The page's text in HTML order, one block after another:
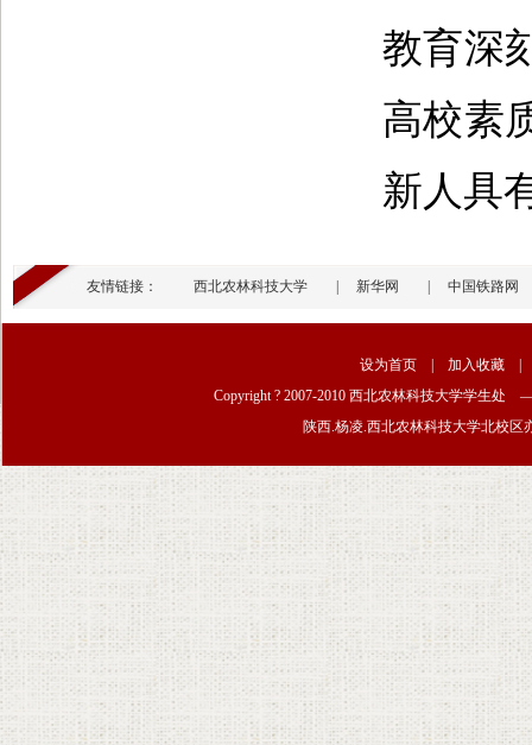
教育深
高校素
新人具
友情链接： 西北农林科技大学 新华网 中国铁路网
设为首页 加入收藏
Copyright ? 2007-2010 西北农林科技大学学
陕西.杨凌.西北农林科技大学北